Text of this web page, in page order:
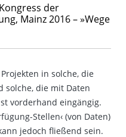
der
Mainz 2016 – »Wege
in solche, die
solche, die mit Daten
vorderhand eingängig.
Stellen‹ (von Daten)
jedoch fließend sein.